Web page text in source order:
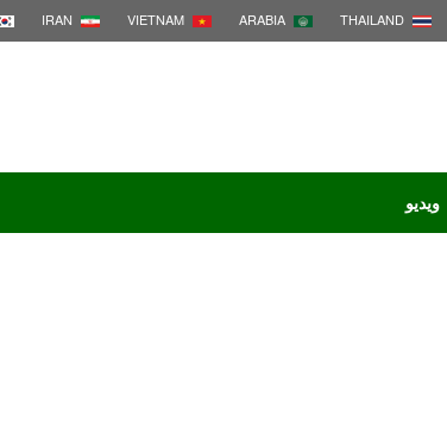
THAILAND
ARABIA
VIETNAM
IRAN
ویدیو